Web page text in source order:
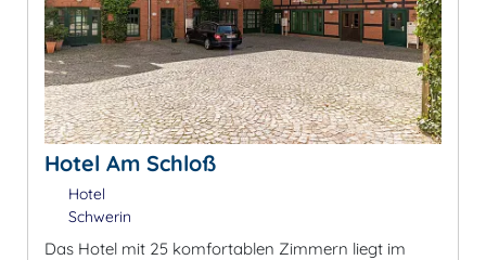
Hotel Am Schloß
Hotel
Schwerin
Das Hotel mit 25 komfortablen Zimmern liegt im